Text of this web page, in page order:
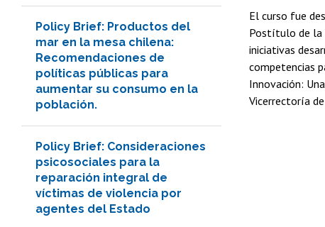
Policy Brief: Productos del
mar en la mesa chilena:
Recomendaciones de
políticas públicas para
aumentar su consumo en la
población.
Policy Brief: Consideraciones
psicosociales para la
reparación integral de
víctimas de violencia por
agentes del Estado
El curso fue
Postítulo de la
iniciativas
competencias
Innovación:
Vicerrectoría